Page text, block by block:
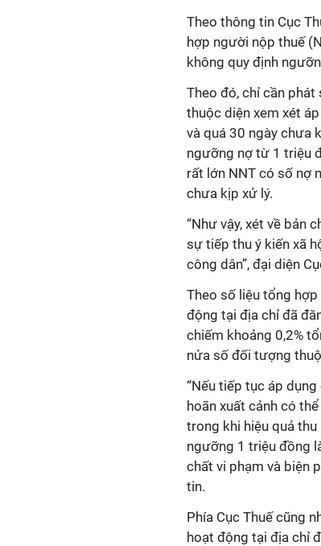
Theo thông tin Cục
hợp người nộp thuế
không quy định
Theo đó, chỉ cần phát
thuộc diện xem xét
và quá 30 ngày chưa
ngưỡng nợ từ 1 triệu
rất lớn NNT có số nợ
chưa kịp xử lý.
“Như vậy, xét về bản
sự tiếp thu ý kiến xã
công dân”, đại diện
Theo số liệu tổng hợp
động tại địa chỉ đã
chiếm khoảng 0,2%
nửa số đối tượng
“Nếu tiếp tục áp
hoãn xuất cảnh có
trong khi hiệu quả
ngưỡng 1 triệu đồng
chất vi phạm và biện
tin.
Phía Cục Thuế cũng
hoạt động tại địa chỉ